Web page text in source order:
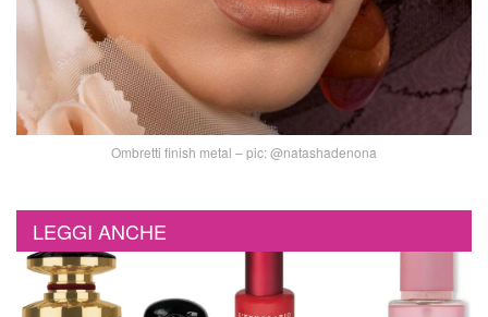
Ombretti finish metal – pic: @natashadenona
LEGGI ANCHE